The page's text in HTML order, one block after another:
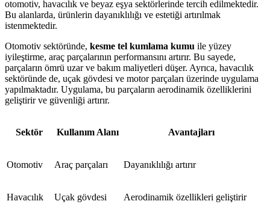
otomotiv, havacılık ve beyaz eşya sektörlerinde tercih edilmektedir.
Bu alanlarda, ürünlerin dayanıklılığı ve estetiği artırılmak
istenmektedir.
Otomotiv sektöründe, kesme tel kumlama kumu ile yüzey
iyileştirme, araç parçalarının performansını artırır. Bu sayede,
parçaların ömrü uzar ve bakım maliyetleri düşer. Ayrıca, havacılık
sektöründe de, uçak gövdesi ve motor parçaları üzerinde uygulama
yapılmaktadır. Uygulama, bu parçaların aerodinamik özelliklerini
geliştirir ve güvenliği artırır.
Sektör Kullanım Alanı Avantajları
Otomotiv Araç parçaları Dayanıklılığı artırır
Havacılık Uçak gövdesi Aerodinamik özellikleri geliştirir